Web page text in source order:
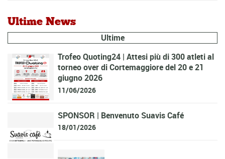
Ultime News
Ultime
Trofeo Quoting24 | Attesi più di 300 atleti al
torneo over di Cortemaggiore del 20 e 21
giugno 2026
11/06/2026
SPONSOR | Benvenuto Suavis Café
18/01/2026